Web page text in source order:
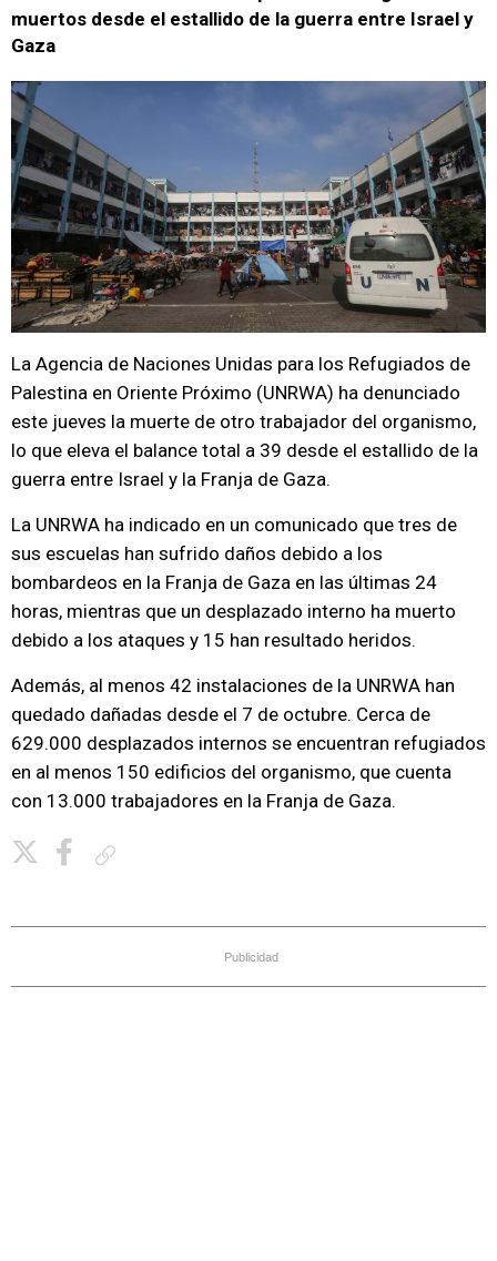
muertos desde el estallido de la guerra entre Israel y
Gaza
La Agencia de Naciones Unidas para los Refugiados de
Palestina en Oriente Próximo (UNRWA) ha denunciado
este jueves la muerte de otro trabajador del organismo,
lo que eleva el balance total a 39 desde el estallido de la
guerra entre Israel y la Franja de Gaza.
La UNRWA ha indicado en un comunicado que tres de
sus escuelas han sufrido daños debido a los
bombardeos en la Franja de Gaza en las últimas 24
horas, mientras que un desplazado interno ha muerto
debido a los ataques y 15 han resultado heridos.
Además, al menos 42 instalaciones de la UNRWA han
quedado dañadas desde el 7 de octubre. Cerca de
629.000 desplazados internos se encuentran refugiados
en al menos 150 edificios del organismo, que cuenta
con 13.000 trabajadores en la Franja de Gaza.
Publicidad